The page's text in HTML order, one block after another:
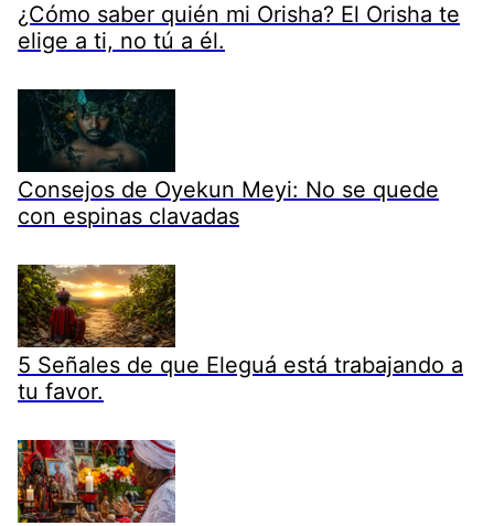
¿Cómo saber quién mi Orisha? El Orisha te
elige a ti, no tú a él.
Consejos de Oyekun Meyi: No se quede
con espinas clavadas
5 Señales de que Eleguá está trabajando a
tu favor.